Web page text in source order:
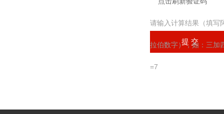
请输入计算结果（填写
拉伯数字），如：三加
=7